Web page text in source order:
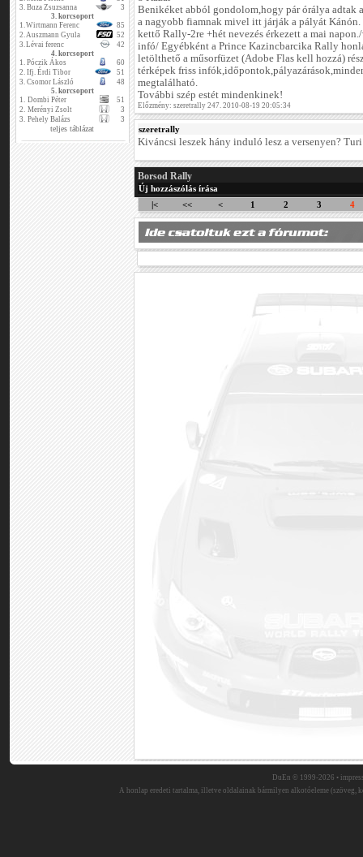
3. Buza Zsuzsanna
3
3. korcsoport
1.Wirtmann Ferenc
85
2.Auszmann Gyula
52
3.Lévai ferenc
42
4. korcsoport
1. Póczik Ákos
60
2. Ifj. Érdi Tibor
51
3. Csomor László
48
5. korcsoport
1. Dombi Péter
51
2. Merényi Zsolt
3
3. Pehely Balázs 3
teljes táblázat
Benikéket abból gondolom,hogy pár órálya adtak
a nagyobb fiamnak mivel itt járják a pályát Kánón.
kettő Rally-2re +hét nevezés érkezett a mai
infó/ Egyébként a Prince Kazincbarcika Rally
letölthető a műsorfüzet (Adobe Flas kell hozzá)
térképek friss
megtalálható.
További szép estét mindenkinek!
Előzmény: szeretrally 247. 2010-08-19 20:05:34
szeretrally
Kiváncsi leszek hány induló lesz a versenyen?
Borsod Rally
Új hozzászólás írása
|<
<< < 1 2 3 4
DuEn © 1999-2026 •
A honlap eredeti tartalma, illetve oldalainak bármilyen alkotóeleme (szöveg,